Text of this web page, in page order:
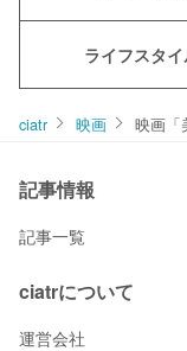
ライフスタ
ciatr 映画 映画「
記事情報
記事一覧
ciatrについて
運営会社